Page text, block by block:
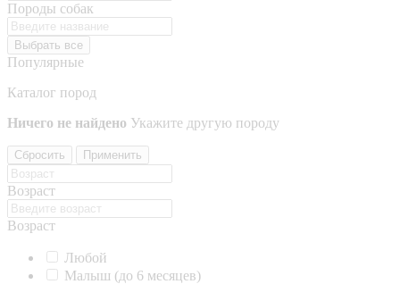
Породы собак
Выбрать все
Популярные
Каталог пород
Ничего не найдено Укажите другую породу
Сбросить Применить
Возраст
Возраст
Любой
Малыш (до 6 месяцев)